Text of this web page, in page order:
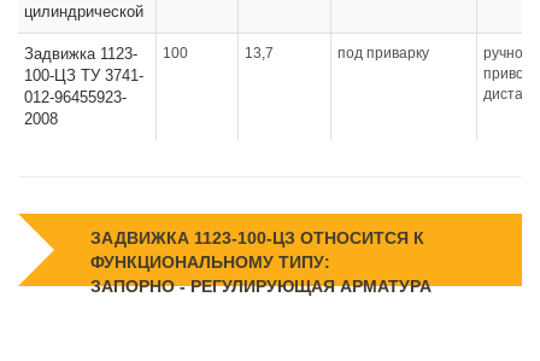
цилиндрической
Задвижка 1123-
100-ЦЗ ТУ 3741-
012-96455923-
2008
100 13,7 под приварку
ручное,
привод,
ЗАДВИЖКА 1123-100-ЦЗ ОТНОСИТСЯ К
ФУНКЦИОНАЛЬНОМУ ТИПУ:
ЗАПОРНО - РЕГУЛИРУЮЩАЯ АРМАТУРА